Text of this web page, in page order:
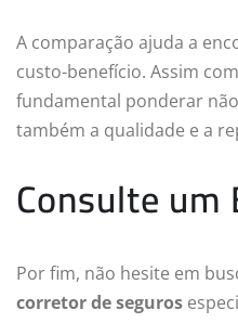
A comparação ajuda a
custo-benefício. Assim
fundamental ponderar
também a qualidade e a
Consulte
Por fim, não hesite em
corretor de seguros